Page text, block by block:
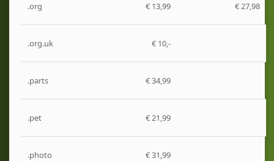
.org € 13,99 € 27,98
.org.uk € 10,-
.parts € 34,99
.pet € 21,99
.photo € 31,99